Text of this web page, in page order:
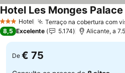
3 EstrelasHotel Terraço na cobertura com
Hotel Les Monges
8,5 Excelente 5.174 Alicante, a
De € 75